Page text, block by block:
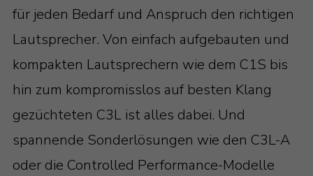
für jeden Bedarf und Anspruch den richtigen
Lautsprecher. Von einfach aufgebauten und
kompakten Lautsprechern wie dem C1S bis
hin zum kompromisslos auf besten Klang
gezüchteten C3L ist alles dabei. Und
spannende Sonderlösungen wie den C3L-A
oder die Controlled Performance-Modelle